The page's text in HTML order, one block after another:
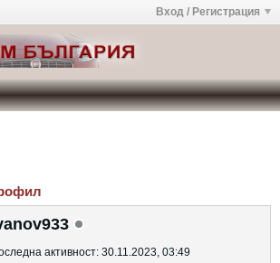
Вход / Регистрация
активност: 30.11.2023, 03:49